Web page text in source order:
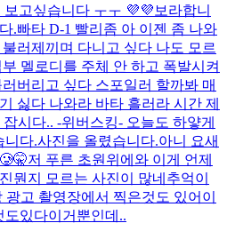
보고싶습니다 ㅜㅜ 💜💜 보라합니
.빠타 D-1 빨리좀 아 이젠 좀 나와
러제끼며 다니고 싶다 나도 모르
멜로디를 주체 안 하고 폭발시켜
버리고 싶다 스포일러 할까봐 매
싫다 나와라 바타 흘러라 시간 제
시다.. -위버스킹- 오늘도 하얗게
니다.사진을 올렸습니다.아니 요새
🤫저 푸른 초원위에 와 이게 언제
뭔지 모르는 사진이 많네 추억이
광고 촬영장에서 찍은것도 있어 이
도있다이거뿐인데..